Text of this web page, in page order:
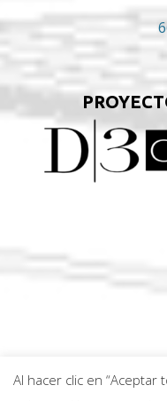
Al hacer clic en “Aceptar